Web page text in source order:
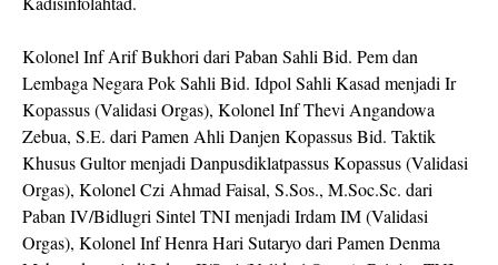
Kolonel Inf Arif Bukhori dari Paban Sahli Bid. Pem dan
Lembaga Negara Pok Sahli Bid. Idpol Sahli Kasad menjadi Ir
Kopassus (Validasi Orgas), Kolonel Inf Thevi Angandowa
Zebua, S.E. dari Pamen Ahli Danjen Kopassus Bid. Taktik
Khusus Gultor menjadi Danpusdiklatpassus Kopassus (Validasi
Orgas), Kolonel Czi Ahmad Faisal, S.Sos., M.Soc.Sc. dari
Paban IV/Bidlugri Sintel TNI menjadi Irdam IM (Validasi
Orgas), Kolonel Inf Henra Hari Sutaryo dari Pamen Denma